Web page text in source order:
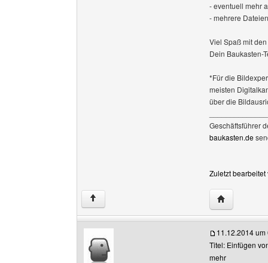
- eventuell mehr
- mehrere
Viel Spaß mit
Dein Baukasten-
*Für die
meisten
über die
Geschäftsführer
baukasten.de
Zuletzt
↑ Website
11.12.2014 um
Titel: Einfügen
mehr